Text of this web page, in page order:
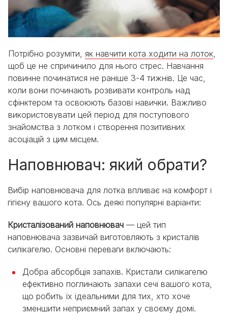
Потрібно розуміти, як навчити кота ходити на лоток,
щоб це не спричинило для нього стрес. Навчання
повинне починатися не раніше 3-4 тижнів. Це час,
коли вони починають розвивати контроль над
сфінктером та освоюють базові навички. Важливо
використовувати цей період для поступового
знайомства з лотком і створення позитивних
асоціацій з цим місцем.
Наповнювач: який обрати?
Вибір наповнювача для лотка впливає на комфорт і
гігієну вашого кота. Ось деякі популярні варіанти:
Кристалізований наповнювач — цей тип
наповнювача зазвичай виготовляють з кристалів
силікагелю. Основні переваги включають:
Добра абсорбція запахів. Кристали силікагелю
ефективно поглинають запахи сечі вашого кота,
що робить їх ідеальними для тих, хто хоче
зменшити неприємний запах у своєму домі.